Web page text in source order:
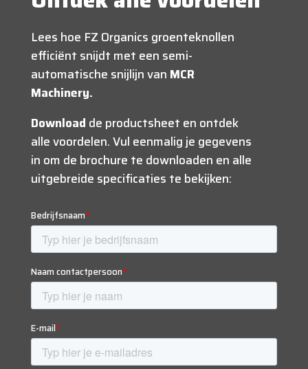
Lees hoe FZ Organics groenteknollen
efficiënt snijdt met een semi-
automatische snijlijn van MCR
Machinery.
Download de productsheet en ontdek
alle voordelen. Vul eenmalig je gegevens
in om de brochure te downloaden en alle
uitgebreide specificaties te bekijken: